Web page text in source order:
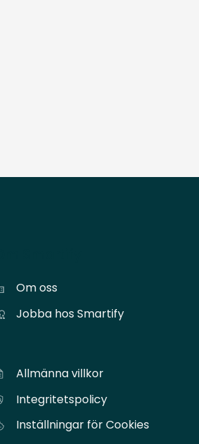
Om oss
Jobba hos Smartify
Allmänna villkor
Integritetspolicy
Inställningar för Cookies